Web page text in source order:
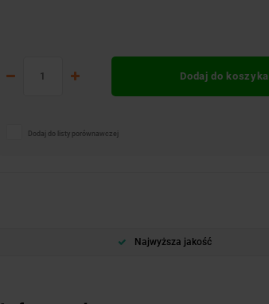
Dodaj do koszyka
Dodaj do listy porównawczej
Najwyższa jakość